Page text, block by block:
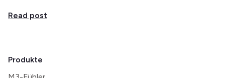
Read post
Produkte